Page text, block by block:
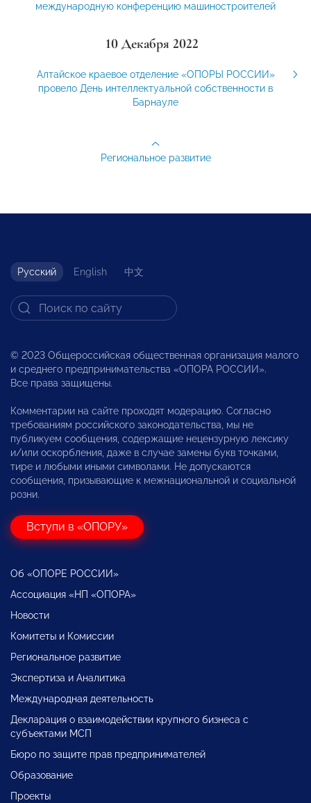
международную конференцию машиностроителей
10 Декабря 2022
Алтайское краевое отделение «ОПОРЫ РОССИИ»
провело День интеллектуальной собственности в
Барнауле
Региональное развитие
Русский English 中文
© 2023 Общероссийская общественная организация малого
и среднего предпринимательства «ОПОРА РОССИИ».
Все права защищены.
Комментарии на сайте проходят модерацию. Согласно
требованиям российского законодательства, мы не
публикуем сообщения, содержащие нецензурную лексику
и/или оскорбления, даже в случае замены букв точками,
тире и любыми иными символами. Не допускаются
сообщения, призывающие к межнациональной и социальной
розни.
Вступи в «ОПОРУ»
Об «ОПОРЕ РОССИИ»
Ассоциация «НП «ОПОРА»
Новости
Комитеты и Комиссии
Региональное развитие
Экспертиза и Аналитика
Международная деятельность
Декларация о взаимодействии крупного бизнеса с
субъектами МСП
Бюро по защите прав предпринимателей
Образование
Проекты